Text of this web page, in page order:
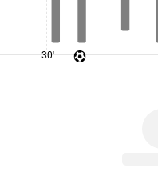
30'